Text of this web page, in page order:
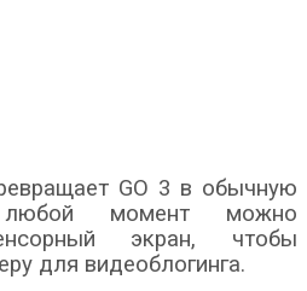
GO 3 в обычную
момент можно
экран, чтобы
для видеоблогинга.